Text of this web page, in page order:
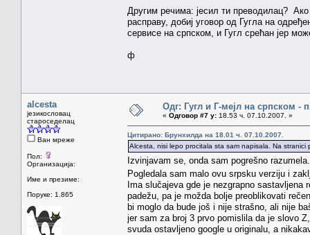
Другим речима: јесил ти преводилац? Ако
расправу, добиј уговор од Гугла на
сервисе на српском, и Гугл срећан јер
ф
alcesta
језикословац
староседелац
Ван мреже
Пол:
Организација:
Име и презиме:
Поруке: 1.865
Одг: Гугл и Г-мејл на српском -
« Одговор #7 у: 18.53 ч. 07.10.2007. »
Цитирано: Брунхилда на 18.01 ч. 07.10.2007.
Alcesta, nisi lepo procitala sta sam napisala. Na
Izvinjavam se, onda sam pogrešno
Pogledala sam malo ovu srpsku verziju i
Ima slučajeva gde je nezgrapno sastavljena
padežu, pa je možda bolje preoblikovati
bi moglo da bude još i nije strašno, ali nije
jer sam za broj 3 prvo pomislila da je slovo
svuda ostavljeno google u originalu, a